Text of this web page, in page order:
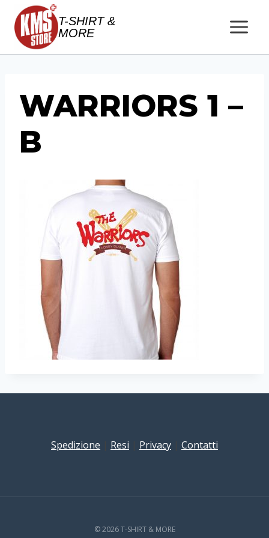
Salta
contenuto
T-SHIRT &
MORE
WARRIORS 1 –
B
Spedizione Resi Privacy Contatti
© 2026 T-SHIRT & MORE